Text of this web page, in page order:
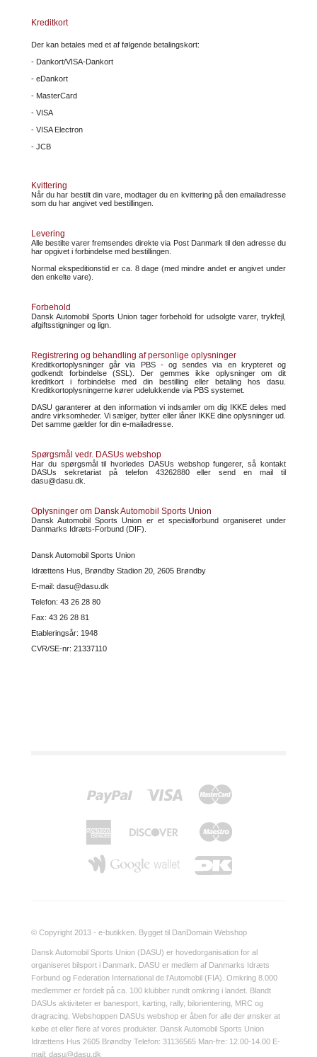
Kreditkort
Der kan betales med et af følgende betalingskort:
- Dankort/VISA-Dankort
- eDankort
- MasterCard
- VISA
- VISA Electron
- JCB
Kvittering
Når du har bestilt din vare, modtager du en kvittering på den emailadresse
som du har angivet ved bestillingen.
Levering
Alle bestilte varer fremsendes direkte via Post Danmark til den adresse du
har opgivet i forbindelse med bestillingen.
Normal ekspeditionstid er ca. 8 dage (med mindre andet er angivet under
den enkelte vare).
Forbehold
Dansk Automobil Sports Union tager forbehold for udsolgte varer, trykfejl,
afgiftsstigninger og lign.
Registrering og behandling af personlige oplysninger
Kreditkortoplysninger går via PBS - og sendes via en krypteret og
godkendt forbindelse (SSL). Der gemmes ikke oplysninger om dit
kreditkort i forbindelse med din bestilling eller betaling hos dasu.
Kreditkortoplysningerne kører udelukkende via PBS systemet.
DASU garanterer at den information vi indsamler om dig IKKE deles med
andre virksomheder. Vi sælger, bytter eller låner IKKE dine oplysninger ud.
Det samme gælder for din e-mailadresse.
Spørgsmål vedr. DASUs webshop
Har du spørgsmål til hvorledes DASUs webshop fungerer, så kontakt
DASUs sekretariat på telefon 43262880 eller send en mail til
dasu@dasu.dk.
Oplysninger om Dansk Automobil Sports Union
Dansk Automobil Sports Union er et specialforbund organiseret under
Danmarks Idræts-Forbund (DIF).
Dansk Automobil Sports Union
Idrættens Hus, Brøndby Stadion 20, 2605 Brøndby
E-mail: dasu@dasu.dk
Telefon: 43 26 28 80
Fax: 43 26 28 81
Etableringsår: 1948
CVR/SE-nr: 21337110
© Copyright 2013 - e-butikken. Bygget til DanDomain Webshop
Dansk Automobil Sports Union (DASU) er hovedorganisation for al
organiseret bilsport i Danmark. DASU er medlem af Danmarks Idræts
Forbund og Federation International de l’Automobil (FIA). Omkring 8.000
medlemmer er fordelt på ca. 100 klubber rundt omkring i landet. Blandt
DASUs aktiviteter er banesport, karting, rally, bilorientering, MRC og
dragracing. Webshoppen DASUs webshop er åben for alle der ønsker at
købe et eller flere af vores produkter. Dansk Automobil Sports Union
Idrættens Hus 2605 Brøndby Telefon: 31136565 Man-fre: 12.00-14.00 E-
mail: dasu@dasu.dk